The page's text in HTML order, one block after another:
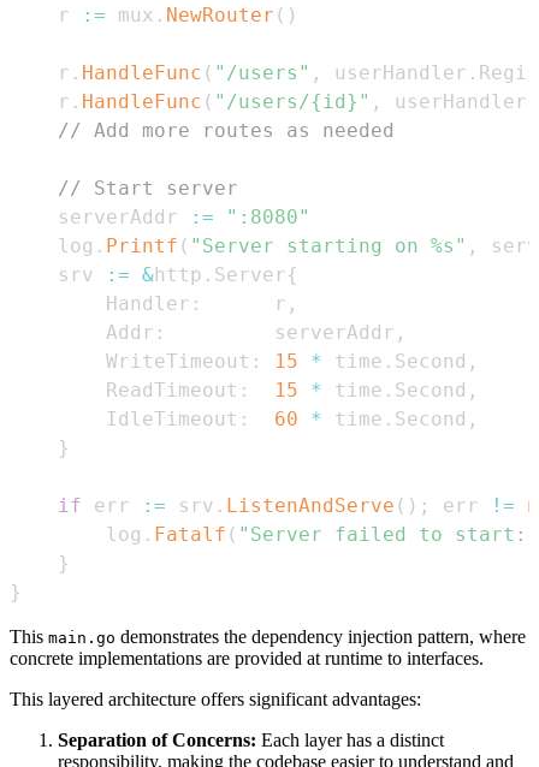
	r
:= mux . NewRouter ( )
	r
. HandleFunc ( "/users" , userHandler .
	r
. HandleFunc ( "/users/{id}" , userHandler
// Add more routes as needed
// Start server
	serverAddr
:=
":8080"
	log
. Printf ( "Server starting on %s" ,
	srv
:= &http . Server{
		Handler
:
      r
,
		Addr
:
         serverAddr
,
		WriteTimeout
: 15 * time . Second ,
		ReadTimeout
: 15 * time . Second ,
		IdleTimeout
: 60 * time . Second ,
}
if err := srv . ListenAndServe ( ) ; err !=
		log
. Fatalf ( "Server failed to start:
}
}
This main.go demonstrates the dependency injection pattern, where
concrete implementations are provided at runtime to interfaces.
This layered architecture offers significant advantages:
Separation of Concerns: Each layer has a distinct
responsibility, making the codebase easier to understand and